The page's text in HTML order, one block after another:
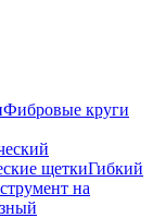
Фибровые круги
щеткиГибкий
на